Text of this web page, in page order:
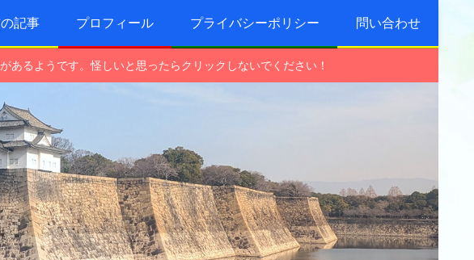
記事 プロフィール プライバシーポリシー 問い合わせ
るようです。怪しいと思ったらクリックしないでください！